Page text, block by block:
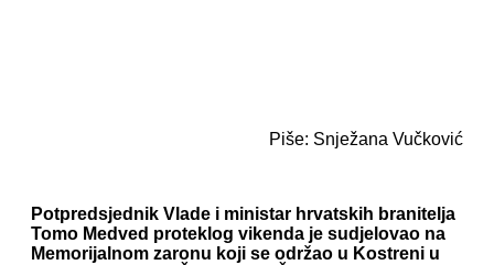
Piše: Snježana Vučković
Potpredsjednik Vlade i ministar hrvatskih branitelja
Tomo Medved proteklog vikenda je sudjelovao na
Memorijalnom zaronu koji se održao u Kostreni u